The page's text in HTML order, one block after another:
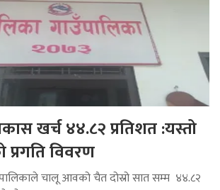
खर्च ४४.८२ प्रतिशत :यस्तो
प्रगति विवरण
चालू आवको चैत दोस्रो सात सम्म ४४.८२